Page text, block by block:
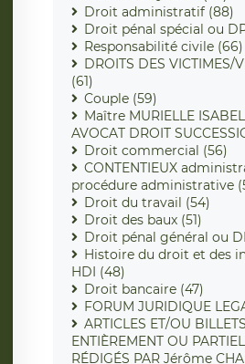
Droit administratif (88)
Droit pénal spécial ou
Responsabilité civile (66)
DROITS DES VICTIMES/
(61)
Couple (59)
Maître MURIELLE
AVOCAT DROIT
Droit commercial (56)
CONTENTIEUX
procédure administrative
Droit du travail (54)
Droit des baux (51)
Droit pénal général ou
Histoire du droit et des
HDI (48)
Droit bancaire (47)
FORUM JURIDIQUE
ARTICLES ET/OU BILLETS
ENTIÈREMENT OU
RÉDIGÉS PAR Jérôme